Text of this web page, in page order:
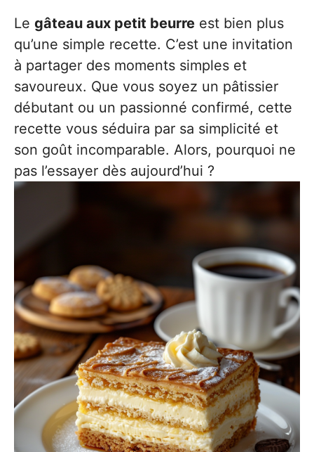
Le gâteau aux petit beurre est bien plus
qu’une simple recette. C’est une invitation
à partager des moments simples et
savoureux. Que vous soyez un pâtissier
débutant ou un passionné confirmé, cette
recette vous séduira par sa simplicité et
son goût incomparable. Alors, pourquoi ne
pas l’essayer dès aujourd’hui ?